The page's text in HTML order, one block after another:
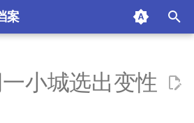
案
小城选出变性